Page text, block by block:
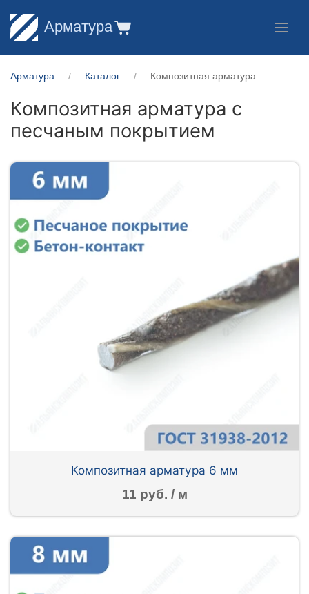
Арматура
Арматура Каталог Композитная арматура
Композитная арматура с
песчаным покрытием
Композитная арматура 6 мм
11 руб. / м